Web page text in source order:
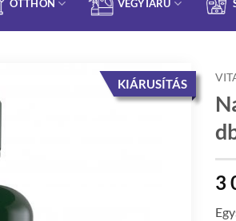
OTTHON VEGYIÁRU
KIÁRUSÍTÁS
3